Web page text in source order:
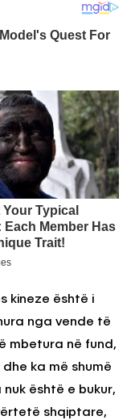
kineze është i
nga vende të
mbetura në fund,
ka më shumë
është e bukur,
shqiptare,